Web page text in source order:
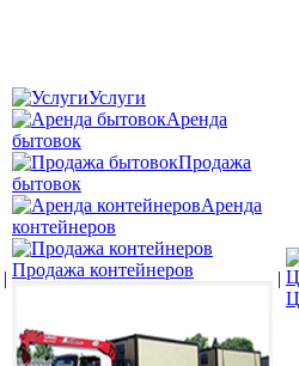
|
Услуги
Аренда
бытовок
Продажа
бытовок
Аренда
контейнеров
Продажа контейнеров
|